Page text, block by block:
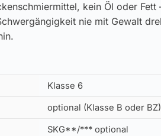
kein Öl oder Fett
nie mit Gewalt
Klasse 6
optional (Klasse B oder BZ)
SKG**/*** optional